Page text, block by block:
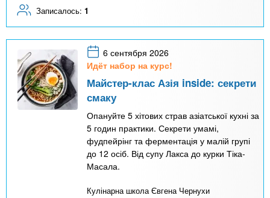
Записалось: 1
6 сентября 2026
Идёт набор на курс!
Майстер-клас Азія inside: секрети
смаку
Опануйте 5 хітових страв азіатської кухні за
5 годин практики. Секрети умамі,
фудпейрінг та ферментація у малій групі
до 12 осіб. Від супу Лакса до курки Тіка-
Масала.
Кулінарна школа Євгена Чернухи